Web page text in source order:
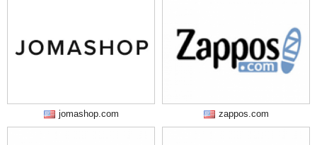
jomashop.com zappos.com